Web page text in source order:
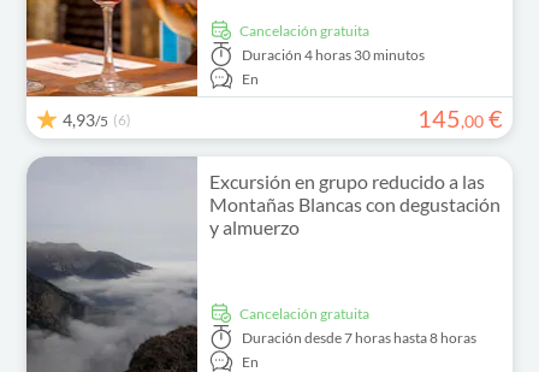
cancelación gratuita
Duración 4 horas 30 minutos
En
4,93/5 (6) 145,00 €
Excursión en grupo reducido a las
Montañas Blancas con degustación
y almuerzo
cancelación gratuita
Duración desde 7 horas hasta 8 horas
En